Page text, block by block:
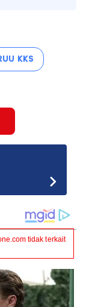
KKS